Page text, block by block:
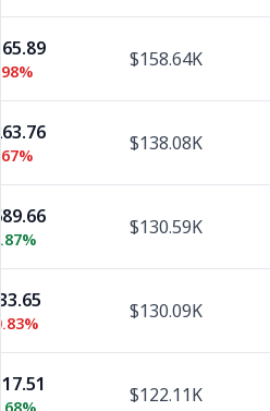
$158.64K
$138.08K
$130.59K
$130.09K
$122.11K